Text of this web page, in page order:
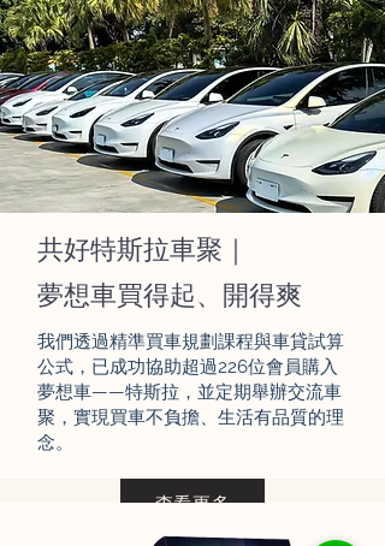
共好特斯拉車聚｜
夢想車買得起、開得爽
我們透過精準買車規劃課程與車貸試算
公式，已成功協助超過226位會員購入
夢想車——特斯拉，並定期舉辦交流車
聚，實現買車不負擔、生活有品質的理
念。
查看更多